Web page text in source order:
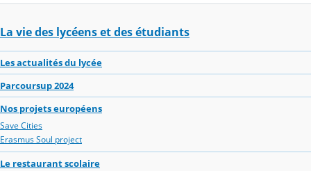
La vie des lycéens et des étudiants
Les actualités du lycée
Parcoursup 2024
Nos projets européens
Save Cities
Erasmus Soul project
Le restaurant scolaire